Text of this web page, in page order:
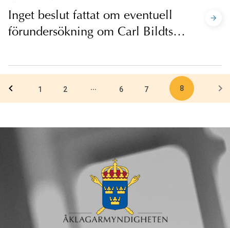
Inget beslut fattat om eventuell
förundersökning om Carl Bildts
1 2 ... 6 7 8